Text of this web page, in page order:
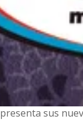
sus